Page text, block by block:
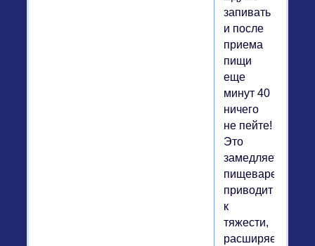
запивать
и после
приема
пищи
еще
минут 40
ничего
не пейте!
Это
замедляет
пищеварение,
приводит
к
тяжести,
расширяет